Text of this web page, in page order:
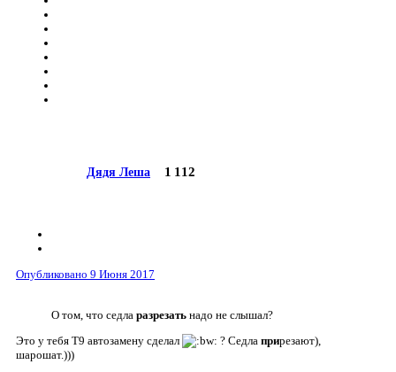
Дядя Леша 1 112
Опубликовано 9 Июня 2017
О том, что седла разрезать надо не слышал?
Это у тебя Т9 автозамену сделал
? Седла прирезают),
шарошат.)))